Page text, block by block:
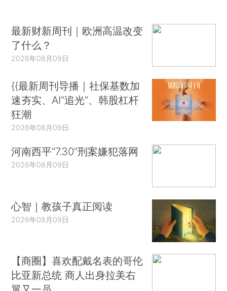
最新财新周刊｜欧洲高温改变
了什么？
2026年08月09日
{{最新周刊导播｜社保基数加
速夯实、AI“追光”、韩股杠杆
狂潮
2026年08月09日
河南西平“7.30”刑案嫌犯落网
2026年08月09日
心智｜教孩子真正阅读
2026年08月09日
【商圈】喜欢配戴名表的哥伦
比亚新总统 商人出身拉美右